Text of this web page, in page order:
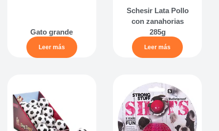
Gato grande
Leer más
Schesir Lata Pollo
con zanahorias
285g
Leer más